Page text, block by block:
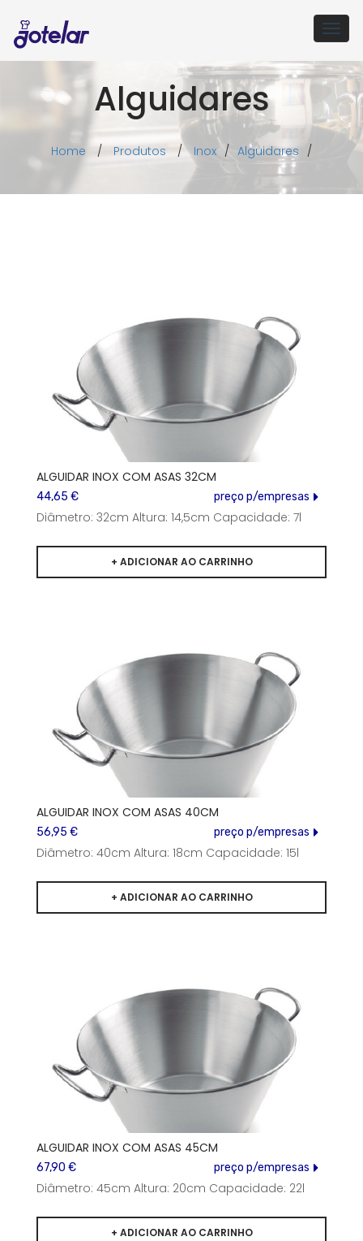
Alguidares
Home / Produtos / Inox / Alguidares /
ALGUIDAR INOX COM ASAS 32CM
44,65 € preço p/empresas
Diâmetro: 32cm Altura: 14,5cm Capacidade: 7l
ALGUIDAR INOX COM ASAS 40CM
56,95 € preço p/empresas
Diâmetro: 40cm Altura: 18cm Capacidade: 15l
ALGUIDAR INOX COM ASAS 45CM
67,90 € preço p/empresas
Diâmetro: 45cm Altura: 20cm Capacidade: 22l